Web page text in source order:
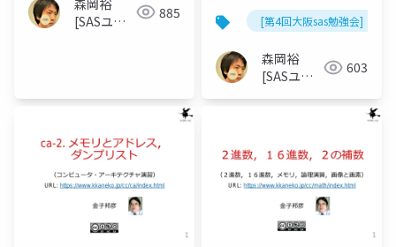
[SASユー
885 [第4回大阪sas勉強会]
森岡裕
[SASユー
603